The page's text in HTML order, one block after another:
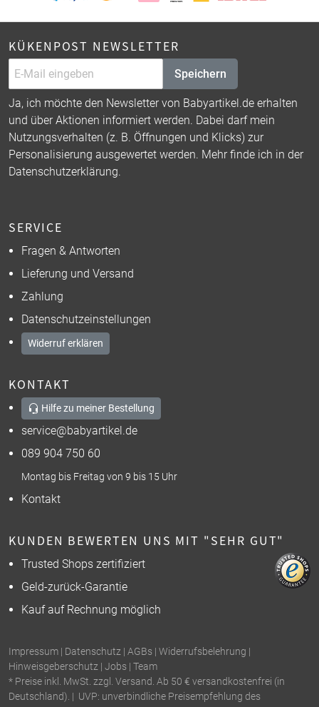
KÜKENPOST NEWSLETTER
Speichern
Ja, ich möchte den Newsletter von Babyartikel.de erhalten
und über Aktionen informiert werden. Dabei darf mein
Nutzungsverhalten (z. B. Öffnungen und Klicks) zur
Personalisierung ausgewertet werden. Mehr finde ich in der
Datenschutzerklärung.
SERVICE
Fragen & Antworten
Lieferung und Versand
Zahlung
Datenschutzeinstellungen
Widerruf erklären
KONTAKT
Hilfe zu meiner Bestellung
service@babyartikel.de
089 904 750 60
Montag bis Freitag von 9 bis 15 Uhr
Kontakt
KUNDEN BEWERTEN UNS MIT "SEHR GUT"
Trusted Shops zertifiziert
Geld-zurück-Garantie
Kauf auf Rechnung möglich
Impressum | Datenschutz | AGBs | Widerrufsbelehrung |
Hinweisgeberschutz | Jobs | Team
* Preise inkl. MwSt. zzgl. Versand. Ab 50 € versandkostenfrei (in
Deutschland). | UVP: unverbindliche Preisempfehlung des